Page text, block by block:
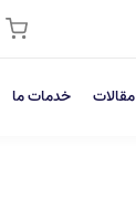
مقالات خدمات ما